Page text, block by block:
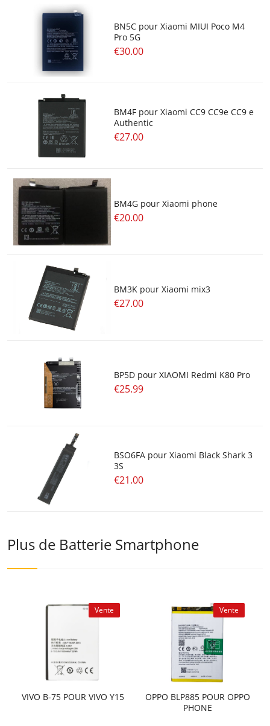
BN5C pour Xiaomi MIUI Poco M4
Pro 5G
€30.00
BM4F pour Xiaomi CC9 CC9e CC9 e
Authentic
€27.00
BM4G pour Xiaomi phone
€20.00
BM3K pour Xiaomi mix3
€27.00
BP5D pour XIAOMI Redmi K80 Pro
€25.99
BSO6FA pour Xiaomi Black Shark 3
3S
€21.00
Plus de Batterie Smartphone
Vente
VIVO B-75 POUR VIVO Y15
Vente
OPPO BLP885 POUR OPPO
PHONE